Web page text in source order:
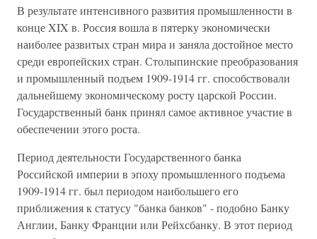
В результате интенсивного развития промышленности в
конце XIX в. Россия вошла в пятерку экономически
наиболее развитых стран мира и заняла достойное место
среди европейских стран. Столыпинские преобразования
и промышленный подъем 1909-1914 гг. способствовали
дальнейшему экономическому росту царской России.
Государственный банк принял самое активное участие в
обеспечении этого роста.
Период деятельности Государственного банка
Российской империи в эпоху промышленного подъема
1909-1914 гг. был периодом наибольшего его
приближения к статусу "банка банков" - подобно Банку
Англии, Банку Франции или Рейхсбанку. В этот период